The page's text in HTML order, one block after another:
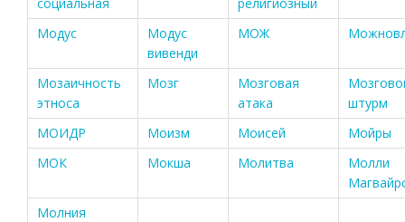
Модус
Модус
вивенди
МОЖ
Мозаичность
этноса
Мозг
Мозговая
атака
штурм
МОИДР
Моизм Моисей
Мойры
МОК
Мокша Молитва
Молли
Молния